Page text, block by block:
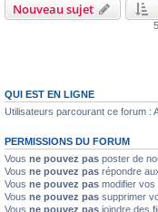
Nouveau sujet
QUI EST EN LIGNE
Utilisateurs parcourant ce forum :
PERMISSIONS DU FORUM
Vous ne pouvez pas poster de
Vous ne pouvez pas répondre
Vous ne pouvez pas modifier vos
Vous ne pouvez pas supprimer
Vous ne pouvez pas joindre des